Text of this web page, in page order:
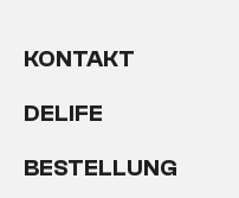
Möbelstücke – sie
Ambiente verleihen.
und lässt ihn
KONTAKT
DELIFE
BESTELLUNG